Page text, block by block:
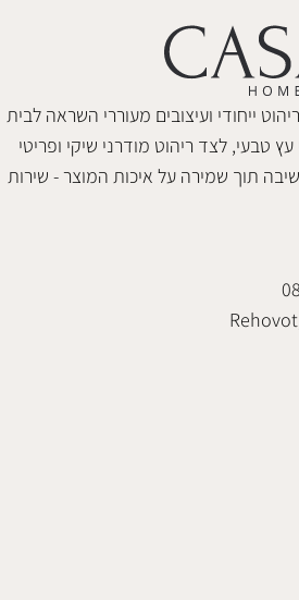
ייחודי ועיצובים מעוררי השראה לבית
עץ טבעי, לצד ריהוט מודרני שיקי ופריטי
תוך שמירה על איכות המוצר - שירות